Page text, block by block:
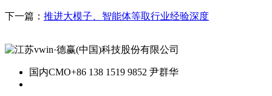
下一篇： 推进大模子、智能体等取行业经验深度
国内CMO+86 138 1519 9852 尹群华